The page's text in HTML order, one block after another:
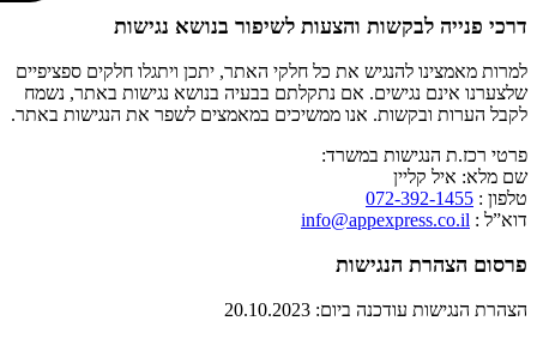
דרכי פנייה לבקשות והצעות לשיפור בנושא נגישות
למרות מאמצינו להנגיש את כל חלקי האתר, יתכן ויתגלו חלקים ספציפיים
שלצערנו אינם נגישים. אם נתקלתם בבעיה בנושא נגישות באתר, נשמח
לקבל הערות ובקשות. אנו ממשיכים במאמצים לשפר את הנגישות באתר.
פרטי רכז.ת הנגישות במשרד:
שם מלא: איל קליין
טלפון : 072-392-1455
דוא”ל : info@appexpress.co.il
פרסום הצהרת הנגישות
הצהרת הנגישות עודכנה ביום: 20.10.2023